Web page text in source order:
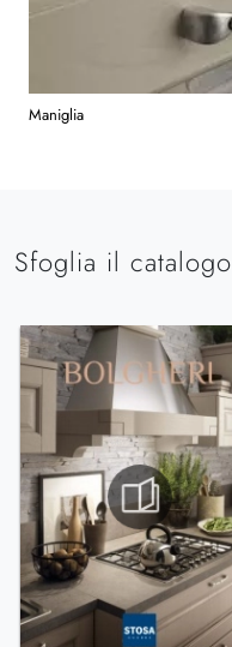
Maniglia
Sfoglia il catalogo